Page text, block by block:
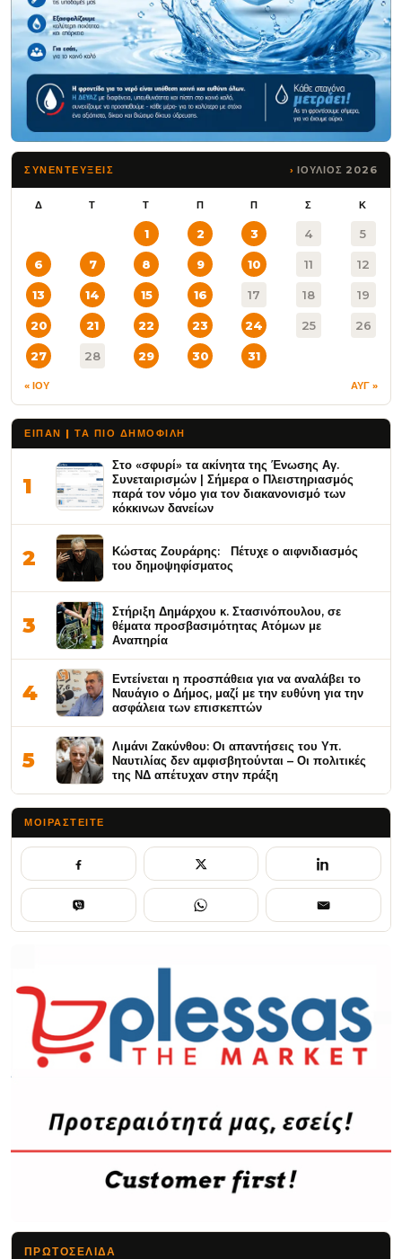
ΣΥΝΕΝΤΕΥΞΕΙΣ ΙΟΥΛΙΟΣ 2026
Δ Τ Τ Π Π Σ Κ
1 2 3 4 5
6 7 8 9 10 11 12
13 14 15 16 17 18 19
20 21 22 23 24 25 26
27 28 29 30 31
« ΙΟΥ ΑΥΓ »
ΕΙΠΑΝ | ΤΑ ΠΙΟ ΔΗΜΟΦΙΛΉ
1
Στο «σφυρί» τα ακίνητα της Ένωσης Αγ.
Συνεταιρισμών | Σήμερα ο Πλειστηριασμός
παρά τον νόμο για τον διακανονισμό των
κόκκινων δανείων
2
Κώστας Ζουράρης: Πέτυχε ο αιφνιδιασμός
του δημοψηφίσματος
3
Στήριξη Δημάρχου κ. Στασινόπουλου, σε
θέματα προσβασιμότητας Ατόμων με
Αναπηρία
4
Εντείνεται η προσπάθεια για να αναλάβει το
Ναυάγιο ο Δήμος, μαζί με την ευθύνη για την
ασφάλεια των επισκεπτών
5
Λιμάνι Ζακύνθου: Οι απαντήσεις του Υπ.
Ναυτιλίας δεν αμφισβητούνται – Οι πολιτικές
της ΝΔ απέτυχαν στην πράξη
ΜΟΙΡΑΣΤΕΊΤΕ
ΠΡΩΤΟΣΈΛΙΔΑ